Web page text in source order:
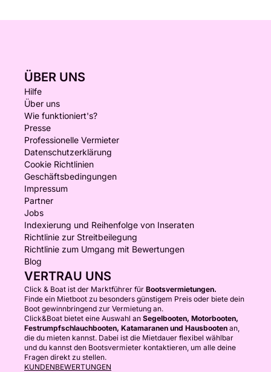
ÜBER UNS
Hilfe
Über uns
Wie funktioniert's?
Presse
Professionelle Vermieter
Datenschutzerklärung
Cookie Richtlinien
Geschäftsbedingungen
Impressum
Partner
Jobs
Indexierung und Reihenfolge von Inseraten
Richtlinie zur Streitbeilegung
Richtlinie zum Umgang mit Bewertungen
Blog
VERTRAU UNS
Click & Boat ist der Marktführer für Bootsvermietungen.
Finde ein Mietboot zu besonders günstigem Preis oder biete dein
Boot gewinnbringend zur Vermietung an.
Click&Boat bietet eine Auswahl an Segelbooten, Motorbooten,
Festrumpfschlauchbooten, Katamaranen und Hausbooten an,
die du mieten kannst. Dabei ist die Mietdauer flexibel wählbar
und du kannst den Bootsvermieter kontaktieren, um alle deine
Fragen direkt zu stellen.
KUNDENBEWERTUNGEN